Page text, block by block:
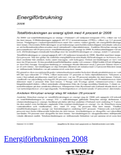
Energiförbrukningen 2008